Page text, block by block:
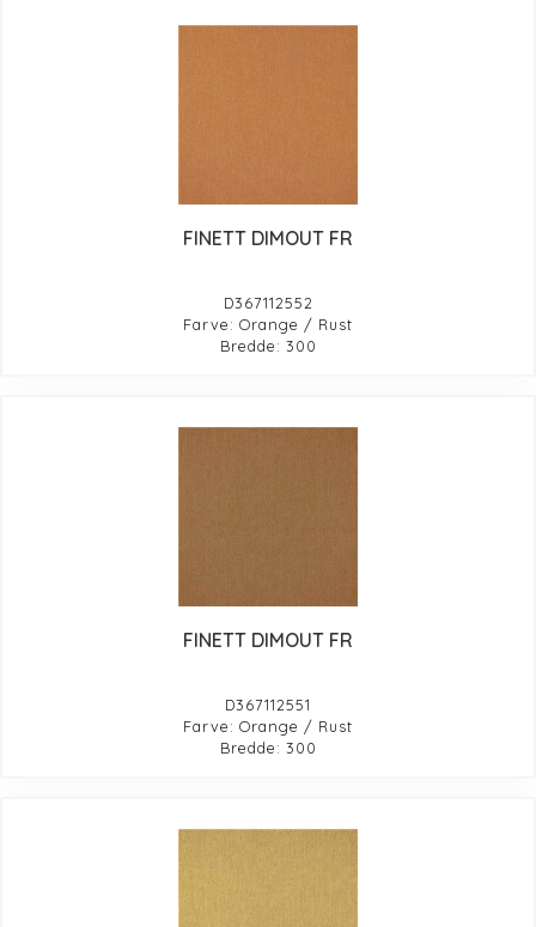
FINETT DIMOUT FR
D367112552
Farve: Orange / Rust
Bredde: 300
FINETT DIMOUT FR
D367112551
Farve: Orange / Rust
Bredde: 300